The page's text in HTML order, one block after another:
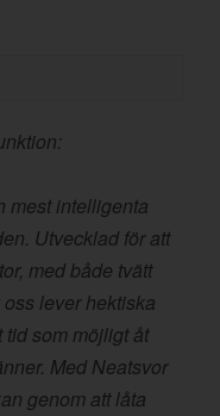
mest intelligenta
Utvecklad för att
med både tvätt
lever hektiska
som möjligt åt
Med Neatsvor
genom att låta